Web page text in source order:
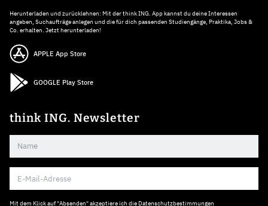
Herunterladen und zurücklehnen: Mit der think ING. App kannst du deine Interessen
angeben, Suchaufträge anlegen und die für dich passenden Studiengänge, Praktika, Jobs &
Co. erhalten. Jetzt herunterladen!
APPLE App Store
GOOGLE Play Store
think ING. Newsletter
Mit dem Klick auf "Absenden" akzeptiere ich die Datenschutzbestimmungen